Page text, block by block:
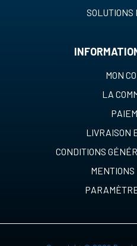
SOLUTIONS
MON
LA
LIVRAISON
CONDITIONS